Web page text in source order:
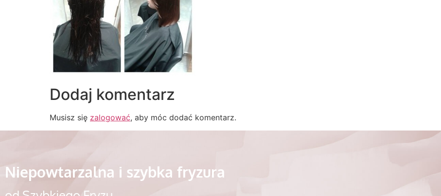
Dodaj komentarz
Musisz się zalogować, aby móc dodać komentarz.
Niepowtarzalna i szybka fryzura